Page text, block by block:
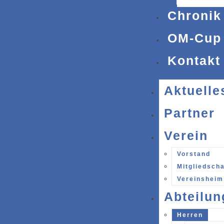
Chronik
OM-
Kontakt
Partner
Verein
Vorstand
Vereinsheim
Herren